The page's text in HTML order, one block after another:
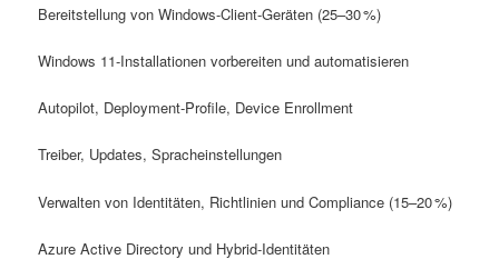
Bereitstellung von Windows-Client-Geräten (25–30 %)
Windows 11-Installationen vorbereiten und automatisieren
Autopilot, Deployment-Profile, Device Enrollment
Treiber, Updates, Spracheinstellungen
Verwalten von Identitäten, Richtlinien und Compliance (15–20 %)
Azure Active Directory und Hybrid-Identitäten